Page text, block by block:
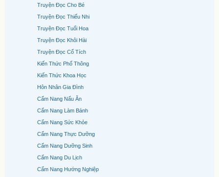
Truyện Đọc Cho Bé
Truyện Đọc Thiếu Nhi
Truyện Đọc Tuổi Hoa
Truyện Đọc Khôi Hài
Truyện Đọc Cổ Tích
Kiến Thức Phổ Thông
Kiến Thức Khoa Học
Hôn Nhân Gia Đình
Cẩm Nang Nấu Ăn
Cẩm Nang Làm Bánh
Cẩm Nang Sức Khỏe
Cẩm Nang Thực Dưỡng
Cẩm Nang Dưỡng Sinh
Cẩm Nang Du Lịch
Cẩm Nang Hướng Nghiệp